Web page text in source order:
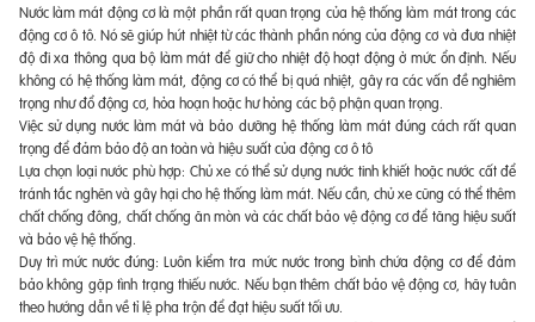
Nước làm mát động cơ là một phần rất quan trọng của hệ thống làm mát trong các
động cơ ô tô. Nó sẽ giúp hút nhiệt từ các thành phần nóng của động cơ và đưa nhiệt
độ đi xa thông qua bộ làm mát để giữ cho nhiệt độ hoạt động ở mức ổn định. Nếu
không có hệ thống làm mát, động cơ có thể bị quá nhiệt, gây ra các vấn đề nghiêm
trọng như đổ động cơ, hỏa hoạn hoặc hư hỏng các bộ phận quan trọng.
Việc sử dụng nước làm mát và bảo dưỡng hệ thống làm mát đúng cách rất quan
trọng để đảm bảo độ an toàn và hiệu suất của động cơ ô tô
Lựa chọn loại nước phù hợp: Chủ xe có thể sử dụng nước tinh khiết hoặc nước cất để
tránh tắc nghẽn và gây hại cho hệ thống làm mát. Nếu cần, chủ xe cũng có thể thêm
chất chống đông, chất chống ăn mòn và các chất bảo vệ động cơ để tăng hiệu suất
và bảo vệ hệ thống.
Duy trì mức nước đúng: Luôn kiểm tra mức nước trong bình chứa động cơ để đảm
bảo không gặp tình trạng thiếu nước. Nếu bạn thêm chất bảo vệ động cơ, hãy tuân
theo hướng dẫn về tỉ lệ pha trộn để đạt hiệu suất tối ưu.